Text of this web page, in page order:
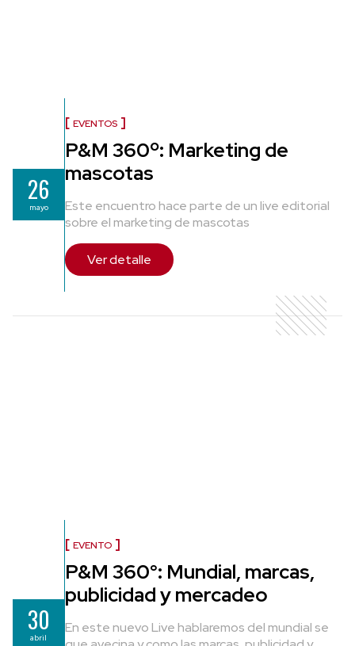
26
mayo
EVENTOS
P&M 360º: Marketing de
mascotas
Este encuentro hace parte de un live editorial
sobre el marketing de mascotas
Ver detalle
30
abril
EVENTO
P&M 360°: Mundial, marcas,
publicidad y mercadeo
En este nuevo Live hablaremos del mundial se